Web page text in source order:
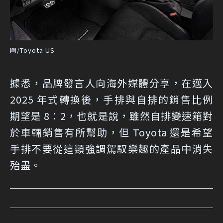
圖/Toyota US
據悉，品牌發言人向海外媒體分享，在邁入
2025 年式轉換後，手排與自排的銷售比例
期望是 8：2，也就是說，雖然自排變速箱對
於車輛銷售有所幫助，但 Toyota 還是希望
手排不要從這類強調駕馭樂趣的產品中消失
殆盡。